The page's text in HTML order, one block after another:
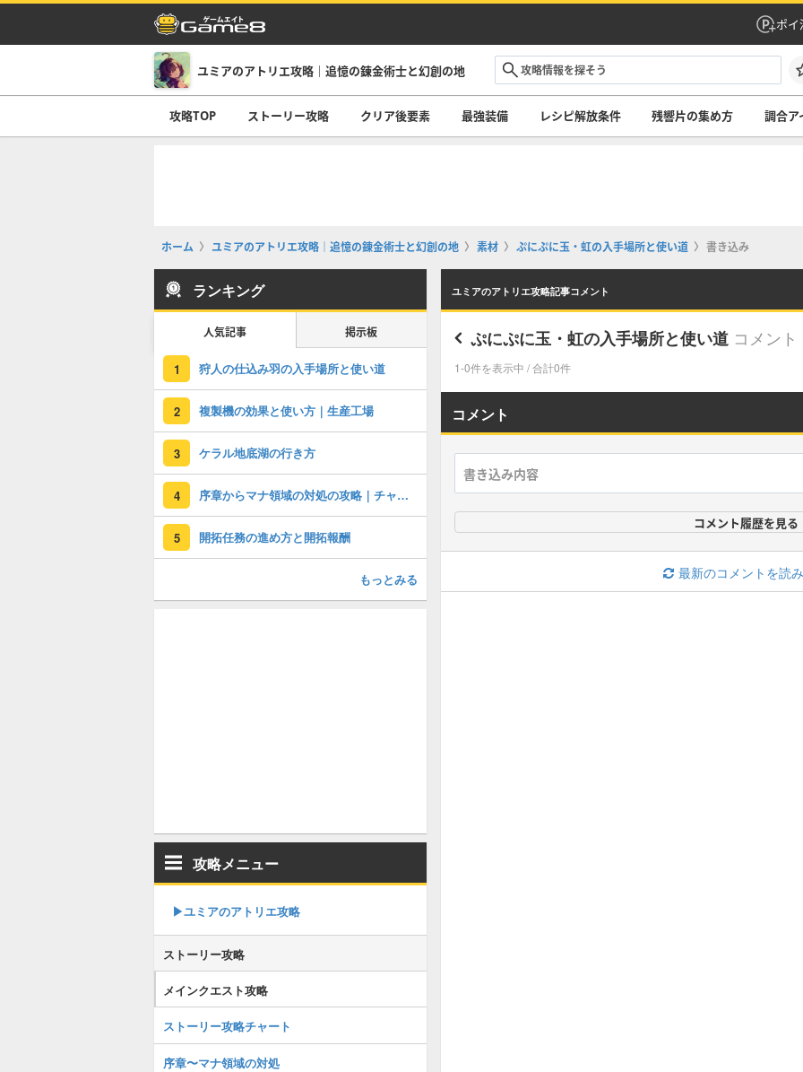
ポイ
ユミアのアトリエ攻略｜追憶の錬金術士と幻創の地
攻略TOP ストーリー攻略 クリア後要素 最強装備 レシピ解放条件 残響片の集め方 調合ア
ホーム ユミアのアトリエ攻略｜追憶の錬金術士と幻創の地 素材 ぷにぷに玉・虹の入手場所と使い道 書き込み
ユミアのアトリエ攻略記事コメント
ぷにぷに玉・虹の入手場所と使い道 コメント
1-0件を表示中 / 合計0件
コメント
コメント履歴を見る
最新のコメントを読
ランキング
人気記事 掲示板
1 狩人の仕込み羽の入手場所と使い道
2 複製機の効果と使い方｜生産工場
3 ケラル地底湖の行き方
4 序章からマナ領域の対処の攻略｜チャート1
5 開拓任務の進め方と開拓報酬
もっとみる
攻略メニュー
▶︎ユミアのアトリエ攻略
ストーリー攻略
メインクエスト攻略
ストーリー攻略チャート
序章〜マナ領域の対処